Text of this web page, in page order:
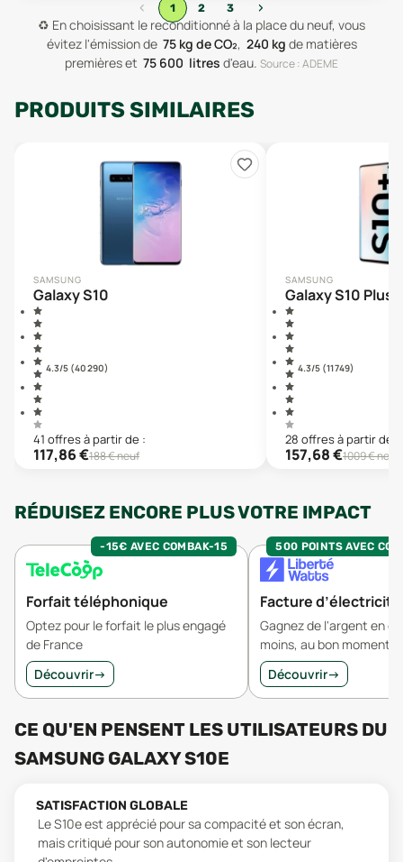
‹ 1 2 3
›
♻️ En choisissant le reconditionné à la place du neuf, vous
évitez l'émission de 75 kg de CO₂, 240 kg de matières
premièreset 75 600 litres d'eau. Source : ADEME
PRODUITS SIMILAIRES
SAMSUNG
Galaxy S10
4.3/5 (40 290)
41 offresà partir de :
117,86€188€ neuf
SAMSUNG
Galaxy S10 Plus
4.3/5 (11 749)
28 offresà partir de :
157,68€1009€ neuf
RÉDUISEZ ENCORE PLUS VOTRE IMPACT
-15€ AVEC COMBAK-15
Forfait téléphonique
Optez pour le forfait le plus engagé
de France
Découvrir→
500 POINTS AVEC
Facture d’électricité
Gagnez de l'argent en
moins, au bon moment.
Découvrir→
CE QU'EN PENSENT LES UTILISATEURS DU
SAMSUNG GALAXY S10E
SATISFACTION GLOBALE
Le S10e est apprécié pour sa compacité et son écran,
mais critiqué pour son autonomie et son lecteur